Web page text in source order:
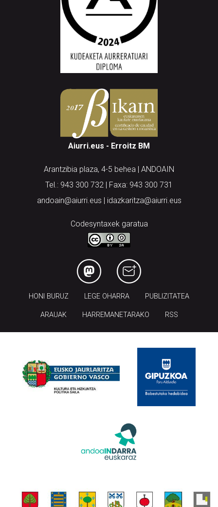
Aiurri.eus - Erroitz BM
Arantzibia plaza, 4-5 behea | ANDOAIN
Tel.: 943 300 732 | Faxa: 943 300 731
andoain@aiurri.eus | idazkaritza@aiurri.eus
Codesyntaxek garatua
HONI BURUZ LEGE OHARRA PUBLIZITATEA
ARAUAK HARREMANETARAKO RSS